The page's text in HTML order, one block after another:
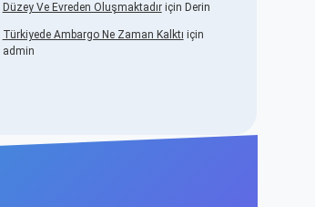
Düzey Ve Evreden Oluşmaktadıriçin Derin
Türkiyede Ambargo Ne Zaman Kalktı için
admin